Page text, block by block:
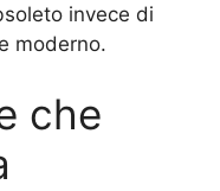
invece di
moderno.
che